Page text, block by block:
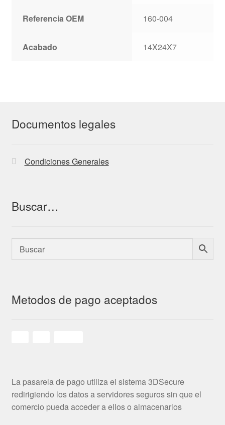
Referencia OEM 160-004
Acabado 14X24X7
Documentos legales
Condiciones Generales
Buscar…
Metodos de pago aceptados
La pasarela de pago utiliza el sistema 3DSecure
redirigiendo los datos a servidores seguros sin que el
comercio pueda acceder a ellos o almacenarlos